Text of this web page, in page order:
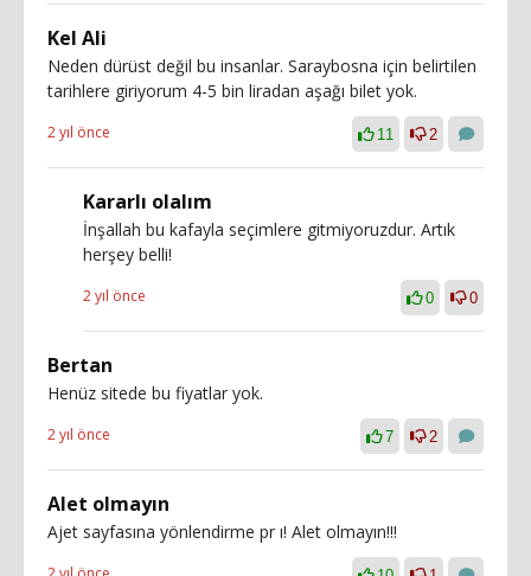
Kel Ali
Neden dürüst değil bu insanlar. Saraybosna için belirtilen
tarihlere giriyorum 4-5 bin liradan aşağı bilet yok.
2 yıl önce 11 2
Kararlı olalım
İnşallah bu kafayla seçimlere gitmiyoruzdur. Artık
herşey belli!
2 yıl önce 0 0
Bertan
Henüz sitede bu fiyatlar yok.
2 yıl önce 7 2
Alet olmayın
Ajet sayfasına yönlendirme pr ı! Alet olmayın!!!